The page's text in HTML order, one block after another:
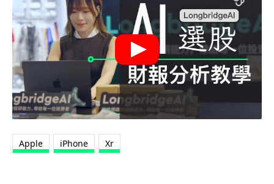
Apple iPhone Xr